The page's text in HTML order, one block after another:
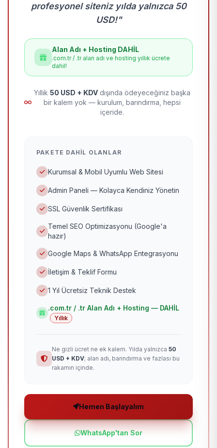
profesyonel siteniz yılda yalnızca 50
USD!"
Alan Adı + Hosting DAHİL
.com.tr / .tr alan adı ve hosting yıllık ücrete
dahil!
Yıllık 50 USD + KDV dışında ödeyeceğiniz başka
bir kalem yok — kurulum, barındırma, hepsi
içeride.
PAKETE DAHIL OLANLAR
Kurumsal & Mobil Uyumlu Web Sitesi
Admin Paneli — Kolayca Kendiniz Yönetin
SSL Güvenlik Sertifikası
Temel SEO Optimizasyonu (Google'a
hazır)
Google Maps & WhatsApp Entegrasyonu
İletişim & Teklif Formu
1 Yıl Ücretsiz Teknik Destek
.com.tr / .tr Alan Adı + Hosting — DAHİL
Yıllık
Ne gizli ücret ne ek kalem. Yılda yalnızca 50
USD + KDV; alan adı, barındırma ve fazlası bu
rakamın içinde.
Hemen Başlayalım
WhatsApp'tan Sor